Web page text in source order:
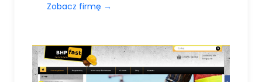
Zobacz firmę →